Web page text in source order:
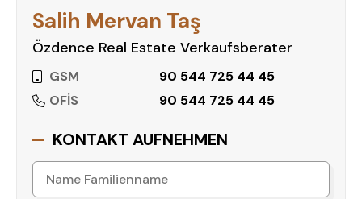
Salih Mervan Taş
Özdence Real Estate Verkaufsberater
GSM
90 544 725 44 45
OFİS
90 544 725 44 45
KONTAKT AUFNEHMEN